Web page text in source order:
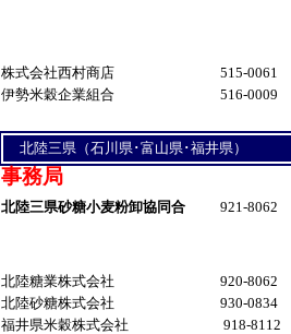
株式会社西村商店
515-0061
伊勢米穀企業組合
516-0009
北陸三県（石川県･富山県･福井県）
事務局
北陸三県砂糖小麦粉卸協同合 921-8062
北陸糖業株式会社
920-8062
北陸砂糖株式会社
930-0834
福井県米穀株式会社
918-8112